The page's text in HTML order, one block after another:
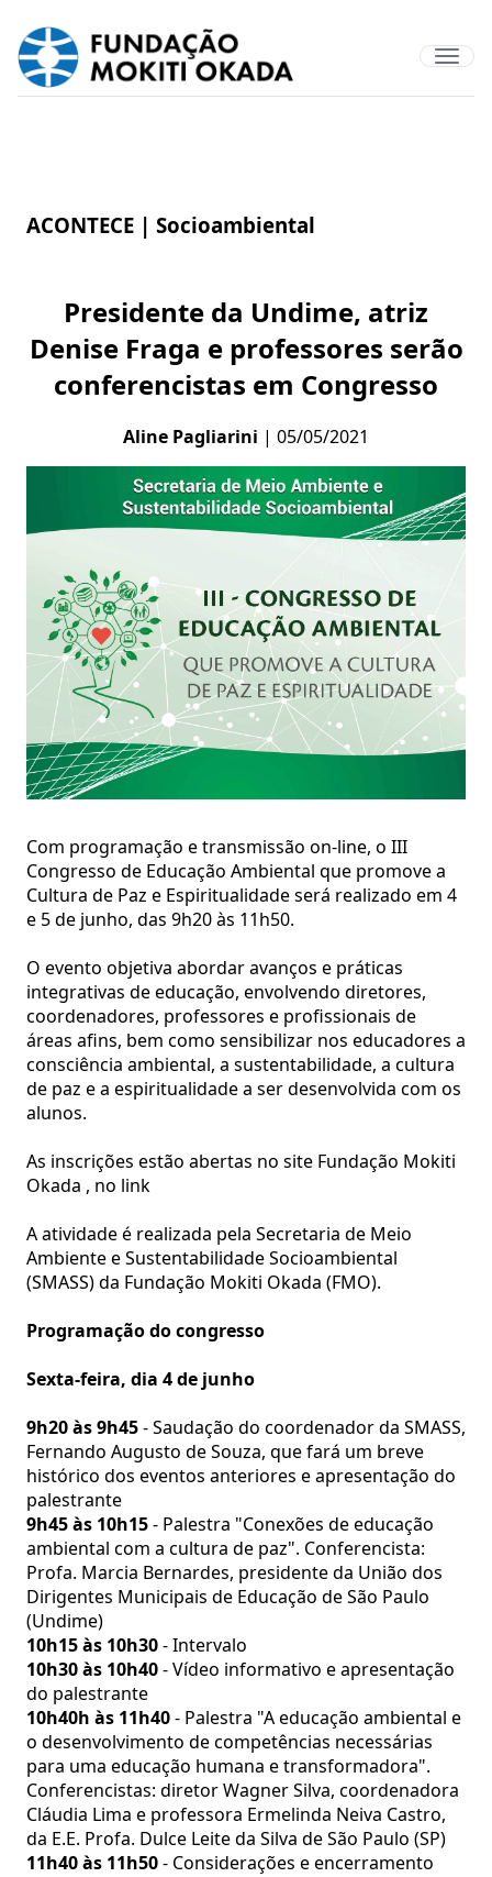
ACONTECE | Socioambiental
Presidente da Undime, atriz
Denise Fraga e professores serão
conferencistas em Congresso
Aline Pagliarini | 05/05/2021
Com programação e transmissão on-line, o III
Congresso de Educação Ambiental que promove a
Cultura de Paz e Espiritualidade será realizado em 4
e 5 de junho, das 9h20 às 11h50.
O evento objetiva abordar avanços e práticas
integrativas de educação, envolvendo diretores,
coordenadores, professores e profissionais de
áreas afins, bem como sensibilizar nos educadores a
consciência ambiental, a sustentabilidade, a cultura
de paz e a espiritualidade a ser desenvolvida com os
alunos.
As inscrições estão abertas no site Fundação Mokiti
Okada , no link
A atividade é realizada pela Secretaria de Meio
Ambiente e Sustentabilidade Socioambiental
(SMASS) da Fundação Mokiti Okada (FMO).
Programação do congresso
Sexta-feira, dia 4 de junho
9h20 às 9h45- Saudação do coordenador da SMASS,
Fernando Augusto de Souza, que fará um breve
histórico dos eventos anteriores e apresentação do
palestrante
9h45 às 10h15- Palestra "Conexões de educação
ambiental com a cultura de paz". Conferencista:
Profa. Marcia Bernardes, presidente da União dos
Dirigentes Municipais de Educação de São Paulo
(Undime)
10h15 às 10h30- Intervalo
10h30 às 10h40- Vídeo informativo e apresentação
do palestrante
10h40h às 11h40- Palestra "A educação ambiental e
o desenvolvimento de competências necessárias
para uma educação humana e transformadora".
Conferencistas: diretor Wagner Silva, coordenadora
Cláudia Lima e professora Ermelinda Neiva Castro,
da E.E. Profa. Dulce Leite da Silva de São Paulo (SP)
11h40 às 11h50- Considerações e encerramento